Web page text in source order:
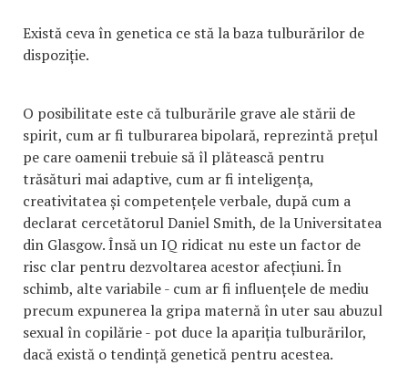
Există ceva în genetica ce stă la baza tulburărilor de
dispoziție.
O posibilitate este că tulburările grave ale stării de
spirit, cum ar fi tulburarea bipolară, reprezintă prețul
pe care oamenii trebuie să îl plătească pentru
trăsături mai adaptive, cum ar fi inteligența,
creativitatea și competențele verbale, după cum a
declarat cercetătorul Daniel Smith, de la Universitatea
din Glasgow. Însă un IQ ridicat nu este un factor de
risc clar pentru dezvoltarea acestor afecțiuni. În
schimb, alte variabile - cum ar fi influențele de mediu
precum expunerea la gripa maternă în uter sau abuzul
sexual în copilărie - pot duce la apariția tulburărilor,
dacă există o tendință genetică pentru acestea.